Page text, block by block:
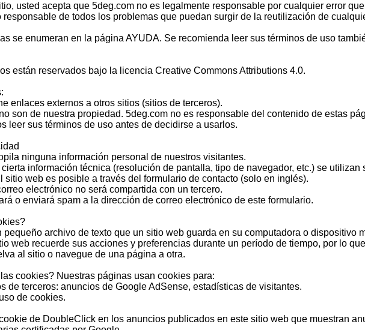
usted acepta que 5deg.com no es legalmente responsable por cualquier error
responsable de todos los problemas que puedan surgir de la reutilización de
se enumeran en la página AYUDA. Se recomienda leer sus términos de uso
están reservados bajo la licencia Creative Commons Attributions 4.0.
enlaces externos a otros sitios (sitios de terceros).
son de nuestra propiedad. 5deg.com no es responsable del contenido de estas
leer sus términos de uso antes de decidirse a usarlos.
ninguna información personal de nuestros visitantes.
información técnica (resolución de pantalla, tipo de navegador, etc.) se utilizan
sitio web es posible a través del formulario de contacto (solo en inglés).
electrónico no será compartida con un tercero.
o enviará spam a la dirección de correo electrónico de este formulario.
pequeño archivo de texto que un sitio web guarda en su computadora o dispositivo
web recuerde sus acciones y preferencias durante un período de tiempo, por lo
al sitio o navegue de una página a otra.
cookies? Nuestras páginas usan cookies para:
de terceros: anuncios de Google AdSense, estadísticas de visitantes.
de cookies.
de DoubleClick en los anuncios publicados en este sitio web que muestran